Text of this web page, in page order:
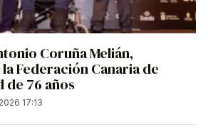
Coruña Melián,
Federación Canaria de
de 76 años
17:13